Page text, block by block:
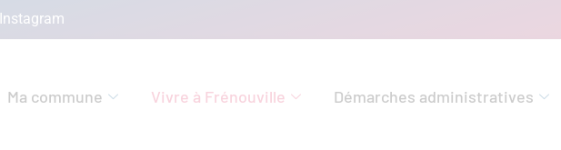
Instagram
Ma commune Vivre à Frénouville Démarches administratives